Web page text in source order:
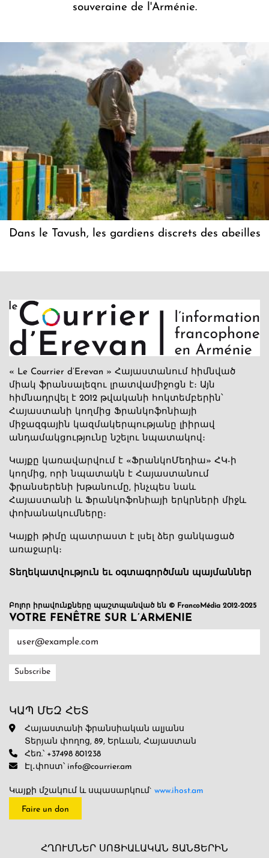
souveraine de l'Arménie.
Dans le Tavush, les gardiens discrets des abeilles
« Le Courrier d’Erevan » Հայաստանում հիմնված
միակ ֆրանսալեզու լրատվամիջոցն է։ Այն
հիմնադրվել է 2012 թվականի հոկտեմբերին՝
Հայաստանի կողմից Ֆրանկոֆոնիայի
միջազգային կազմակերպությանը լիիրավ
անդամակցությունը նշելու նպատակով։
Կայքը կառավարվում է «ՖրանկոՄեդիա» ՀԿ-ի
կողմից, որի նպատակն է Հայաստանում
ֆրանսերենի խթանումը, ինչպես նաև
Հայաստանի և Ֆրանկոֆոնիայի երկրների միջև
փոխանակումները։
Կայքի թիմը պատրաստ է լսել ձեր ցանկացած
առաջարկ։
Տեղեկատվություն եւ օգտագործման պայմաններ
Բոլոր իրավունքները պաշտպանված են © FrancoMédia 2012-2025
VOTRE FENÊTRE SUR L’ARMENIE
ԿԱՊ ՄԵԶ ՀԵՏ
Հայաստանի ֆրանսիական ալյանս
Տերյան փողոց, 89, Երևան, Հայաստան
Հեռ.՝ +37498 801238
Էլ․փոստ՝ info@courrier.am
Կայքի մշակում և սպասարկում` www.ihost.am
Faire un don
ՀՂՈՒՄՆԵՐ ՍՈՑԻԱԼԱԿԱՆ ՑԱՆՑԵՐԻՆ